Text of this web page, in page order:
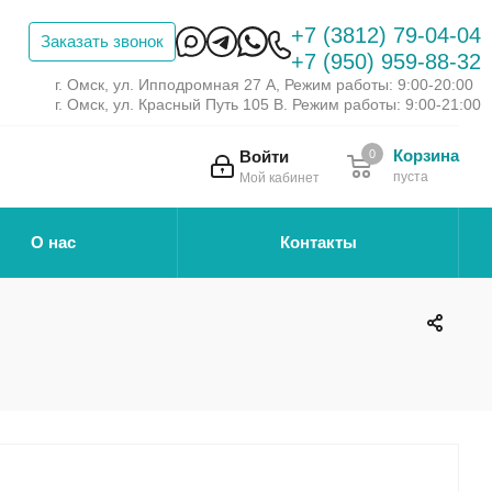
Заказать звонок
+7 (3812) 79-04-04
+7 (950) 959-88-32
г. Омск, ул. Ипподромная 27 А, Режим работы: 9:00-20:00
г. Омск, ул. Красный Путь 105 В. Режим работы: 9:00-21:00
Войти
Мой кабинет
Корзина
пуста
0
О нас Контакты